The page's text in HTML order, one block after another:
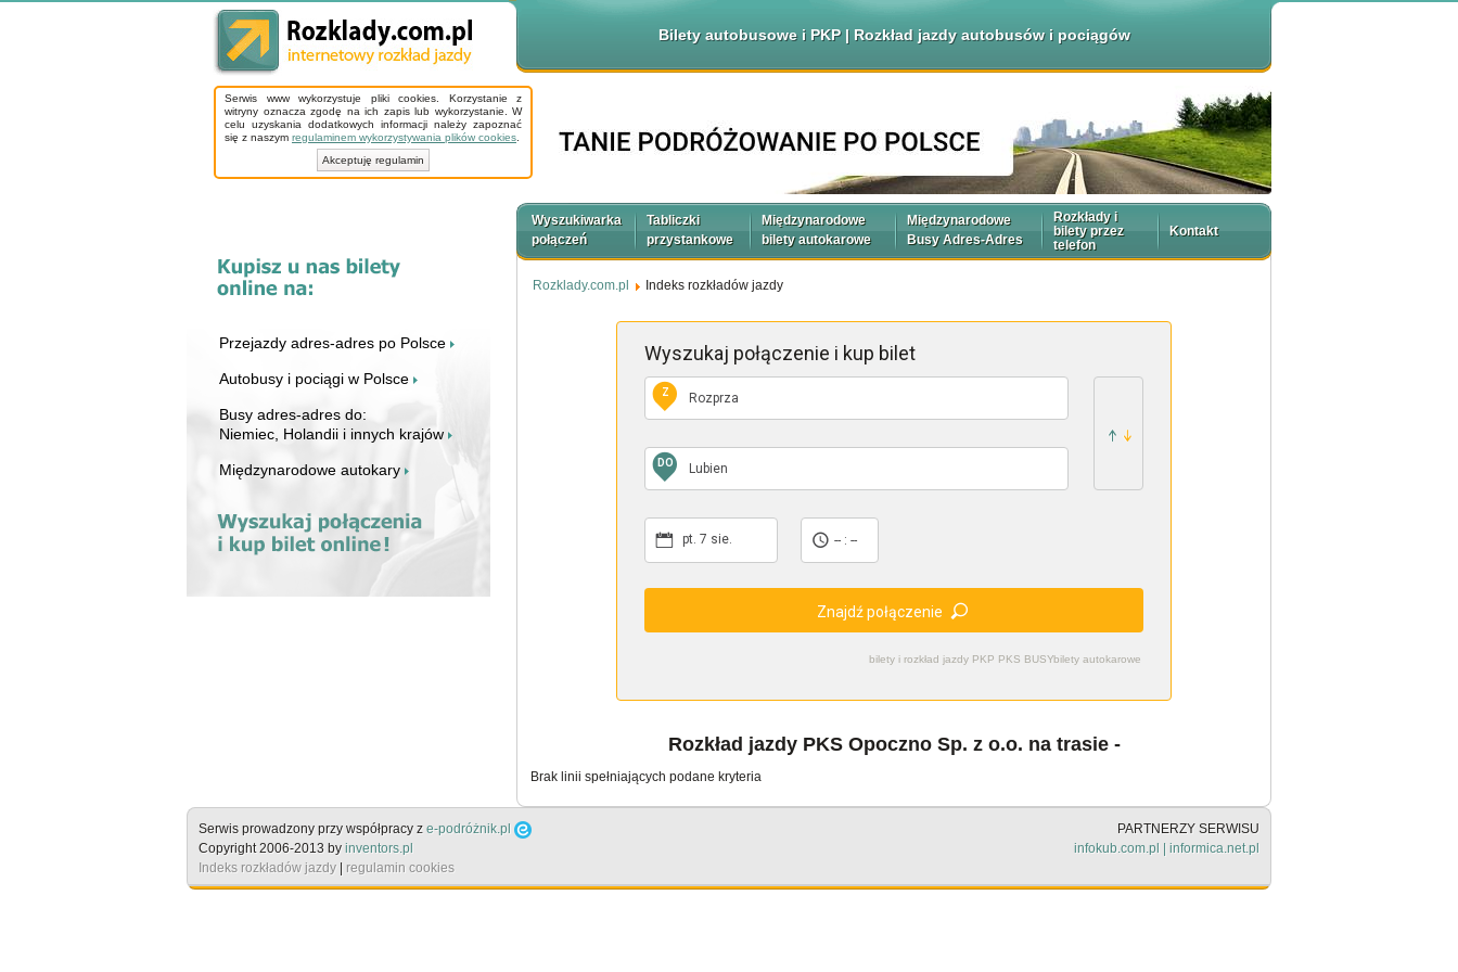
Bilety autobusowe i PKP | Rozkład jazdy autobusów i pociągów
Serwis www wykorzystuje pliki cookies. Korzystanie z
witryny oznacza zgodę na ich zapis lub wykorzystanie. W
celu uzyskania dodatkowych informacji należy zapoznać
się z naszym regulaminem wykorzystywania plików cookies
Akceptuję regulamin
Przejazdy adres-adres po Polsce
Autobusy i pociągi w Polsce
Busy adres-adres do:
Niemiec, Holandii i innych krajów
Międzynarodowe autokary
Wyszukiwarka
połączeń
Tabliczki
przystankowe
Międzynarodowe
bilety autokarowe
Międzynarodowe
Busy Adres-Adres
Rozkłady i
bilety przez
telefon
Kontakt
Rozklady.com.pl Indeks rozkładów jazdy
bilety i rozkład jazdy PKP PKS BUSYbilety autokarowe
Wyszukaj połączenie i kup bilet
Z
DO
pt. 7 sie. -- : --
Znajdź połączenie
Rozkład jazdy PKS Opoczno Sp. z o.o. na trasie -
Brak linii spełniających podane kryteria
Serwis prowadzony przy współpracy z e-podróżnik.pl
Copyright 2006-2013 by inventors.pl
Indeks rozkładów jazdy
regulamin cookies
PARTNERZY SERWISU
infokub.com.pl
informica.net.pl